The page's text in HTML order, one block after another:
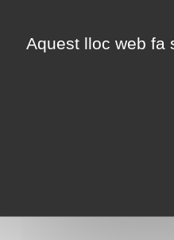
Aquest lloc web fa